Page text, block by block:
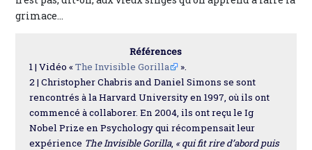
grimace…
Références
1 | Vidéo «The Invisible Gorilla
».
2 | Christopher Chabris and Daniel Simons se sont
rencontrés à la Harvard University en 1997, où ils ont
commencé à collaborer. En 2004, ils ont reçu le Ig
Nobel Prize en Psychology qui récompensait leur
expérience The Invisible Gorilla, « qui fit rire d’abord puis